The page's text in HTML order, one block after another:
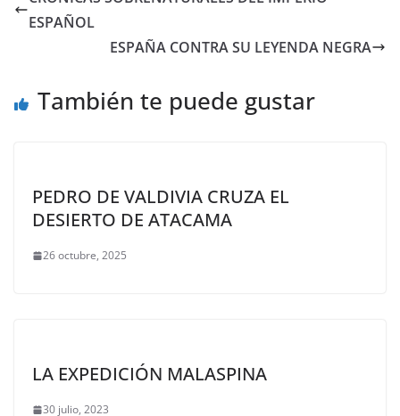
ESPAÑOL
ESPAÑA CONTRA SU LEYENDA NEGRA
También te puede gustar
PEDRO DE VALDIVIA CRUZA EL
DESIERTO DE ATACAMA
26 octubre, 2025
LA EXPEDICIÓN MALASPINA
30 julio, 2023